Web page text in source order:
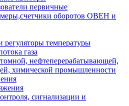
первичные
оборотов ОВЕН и
регуляторы температуры
газа
нефтеперерабатывающей,
химической промышленности
сигнализации и